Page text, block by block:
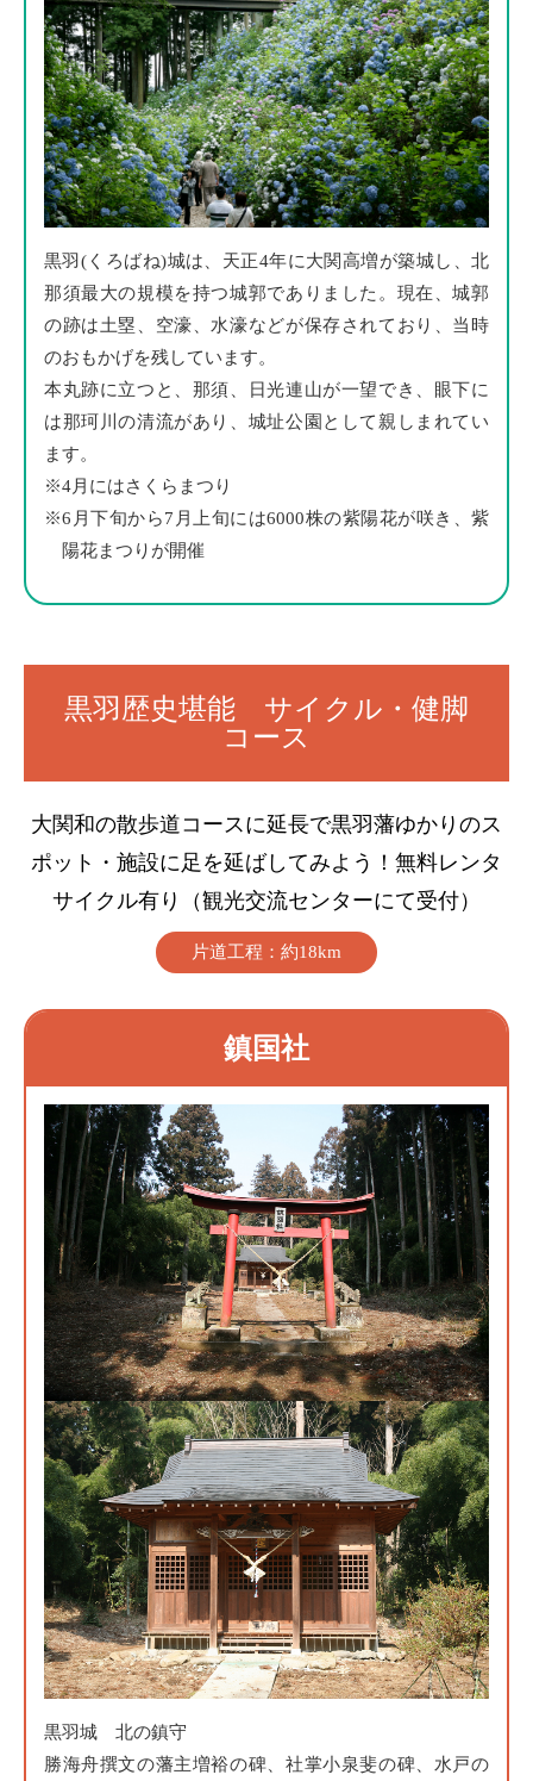
黒羽(くろばね)城は、天正4年に大関高増が築城し、北
那須最大の規模を持つ城郭でありました。現在、城郭
の跡は土塁、空濠、水濠などが保存されており、当時
のおもかげを残しています。
本丸跡に立つと、那須、日光連山が一望でき、眼下に
は那珂川の清流があり、城址公園として親しまれてい
ます。
4月にはさくらまつり
6月下旬から7月上旬には6000株の紫陽花が咲き、紫
陽花まつりが開催
黒羽歴史堪能 サイクル・健脚
コース
大関和の散歩道コースに延長で黒羽藩ゆかりのス
ポット・施設に足を延ばしてみよう！無料レンタ
サイクル有り（観光交流センターにて受付）
片道工程：約18km
鎮国社
黒羽城 北の鎮守
勝海舟撰文の藩主増裕の碑、社掌小泉斐の碑、水戸の